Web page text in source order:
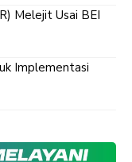
Melejit Usai BEI
Implementasi